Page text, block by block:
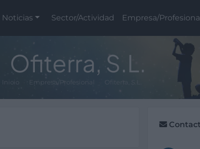
Noticias Sector/Actividad Empresa/
Ofiterra, S.L.
Inicio Empresa/Profesional